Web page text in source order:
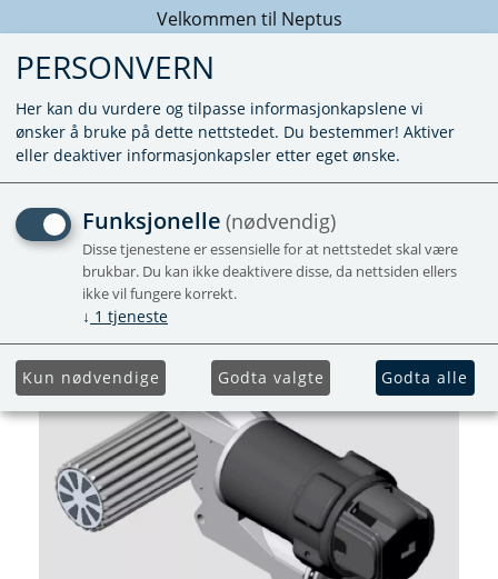
Velkommen til Neptus
MOTOR/GEARBOX SMART
A - SIDE A
Forhåndsbestill
PERSONVERN
Her kan du vurdere og tilpasse informasjonkapslene vi
ønsker å bruke på dette nettstedet. Du bestemmer! Aktiver
eller deaktiver informasjonkapsler etter eget ønske.
Funksjonelle (nødvendig)
Disse tjenestene er essensielle for at nettstedet skal være
brukbar. Du kan ikke deaktivere disse, da nettsiden ellers
ikke vil fungere korrekt.
↓ 1 tjeneste
Kun nødvendige Godta valgte Godta alle